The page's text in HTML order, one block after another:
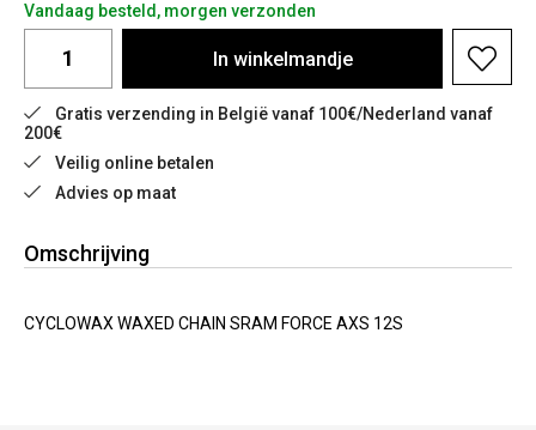
Vandaag besteld, morgen verzonden
In winkelmandje
Gratis verzending in België vanaf 100€/Nederland vanaf
200€
Veilig online betalen
Advies op maat
Omschrijving
CYCLOWAX WAXED CHAIN SRAM FORCE AXS 12S